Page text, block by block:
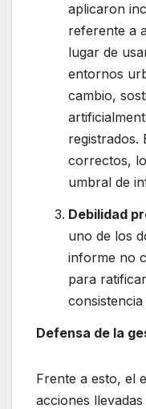
aplicaron
referente a
lugar de
entornos
cambio,
registrados.
correctos,
umbral de
Debilidad
uno de los
informe no
para
consistencia
Defensa de la
Frente a esto, el
acciones